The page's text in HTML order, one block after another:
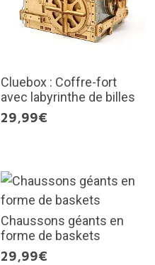
Cluebox : Coffre-fort
avec labyrinthe de billes
29,99€
Chaussons géants en
forme de baskets
29,99€